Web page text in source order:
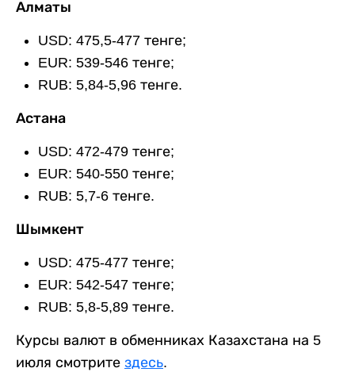
Алматы
USD: 475,5-477 тенге;
EUR: 539-546 тенге;
RUB: 5,84-5,96 тенге.
Астана
USD: 472-479 тенге;
EUR: 540-550 тенге;
RUB: 5,7-6 тенге.
Шымкент
USD: 475-477 тенге;
EUR: 542-547 тенге;
RUB: 5,8-5,89 тенге.
Курсы валют в обменниках Казахстана на 5
июля смотрите здесь.